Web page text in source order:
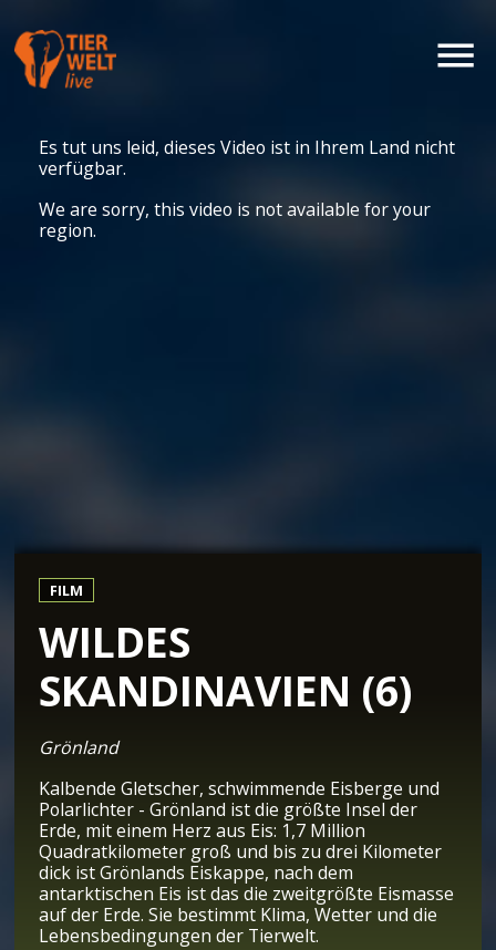
Es tut uns leid, dieses Video ist in Ihrem Land nicht
verfügbar.
We are sorry, this video is not available for your
region.
FILM
WILDES
SKANDINAVIEN (6)
Grönland
Kalbende Gletscher, schwimmende Eisberge und
Polarlichter - Grönland ist die größte Insel der
Erde, mit einem Herz aus Eis: 1,7 Million
Quadratkilometer groß und bis zu drei Kilometer
dick ist Grönlands Eiskappe, nach dem
antarktischen Eis ist das die zweitgrößte Eismasse
auf der Erde. Sie bestimmt Klima, Wetter und die
Lebensbedingungen der Tierwelt.